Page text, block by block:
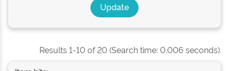
Results 1-10 of 20 (Search time: 0.006 seconds).